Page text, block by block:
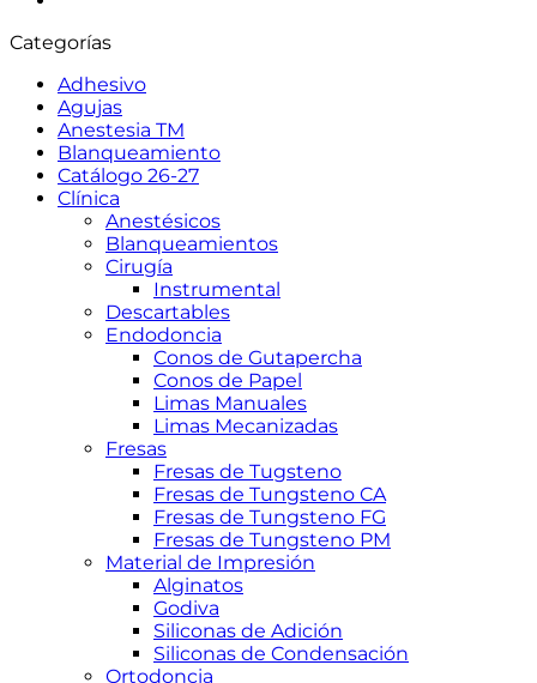
Categorías
Adhesivo
Agujas
Anestesia TM
Blanqueamiento
Catálogo 26-27
Clínica
Anestésicos
Blanqueamientos
Cirugía
Instrumental
Descartables
Endodoncia
Conos de Gutapercha
Conos de Papel
Limas Manuales
Limas Mecanizadas
Fresas
Fresas de Tugsteno
Fresas de Tungsteno CA
Fresas de Tungsteno FG
Fresas de Tungsteno PM
Material de Impresión
Alginatos
Godiva
Siliconas de Adición
Siliconas de Condensación
Ortodoncia